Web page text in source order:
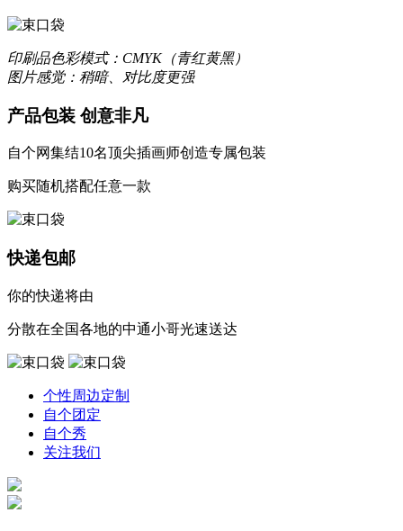
印刷品色彩模式：CMYK（青红黄黑）
图片感觉：稍暗、对比度更强
产品包装 创意非凡
自个网集结10名顶尖插画师创造专属包装
购买随机搭配任意一款
快递包邮
你的快递将由
分散在全国各地的中通小哥光速送达
个性周边定制
自个团定
自个秀
关注我们